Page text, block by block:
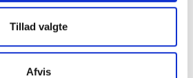
Tillad valgte
Afvis
stk. Økologisk Marcipanæg
|100g
Min. køb:10 stk á 63,95